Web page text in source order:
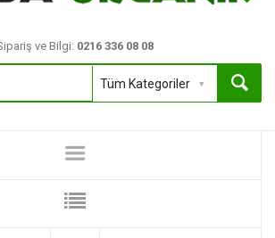
ve Bilgi: 0216 336 08 08